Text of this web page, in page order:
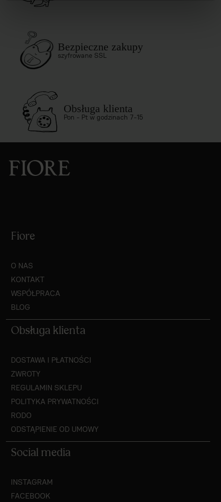
Bezpieczne zakupy
szyfrowane SSL
Obsługa klienta
Pon - Pt w godzinach 7-15
Fiore
O NAS
KONTAKT
WSPÓŁPRACA
BLOG
Obsługa klienta
DOSTAWA I PŁATNOŚCI
ZWROTY
REGULAMIN SKLEPU
POLITYKA PRYWATNOŚCI
RODO
ODSTĄPIENIE OD UMOWY
Social media
INSTAGRAM
FACEBOOK